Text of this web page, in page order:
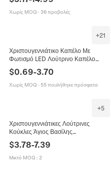
Βαμβάκι PP Διακόσμηση
Χωρίς MOQ · 36 προβολές
+21
Χριστουγεννιάτικο Καπέλο Με
Φωτισμό LED Λούτρινο Καπέλο
Άγιου Βασίλη Εορταστική
Διακόσμηση Για Ενήλικες Και Παιδιά
Πολύχρωμα Φώτα
$0.69-3.70
Χωρίς MOQ · 55 πουλήθηκε πρόσφατα
+5
Χριστουγεννιάτικες Λούτρινες
Κούκλες Άγιος Βασίλης
Χιονάνθρωπος Τάρανδος Ύφασμα
Πλεκτό Τσόχα Επιτραπέζια
Διακοσμητικά
$3.78-7.39
Μικτό MOQ : 2